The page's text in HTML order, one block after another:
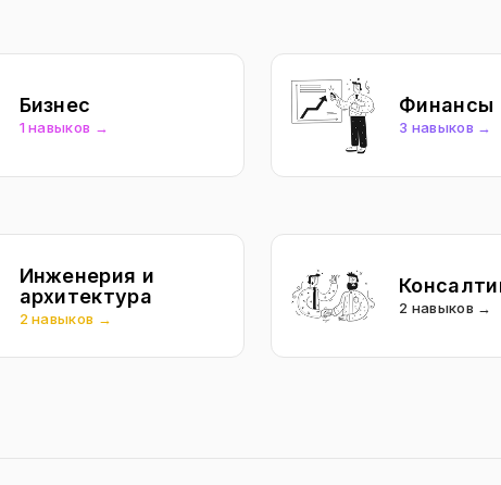
Бизнес
1 навыков →
Финансы
3 навыков →
Инженерия и
архитектура
2 навыков →
2 навыков →